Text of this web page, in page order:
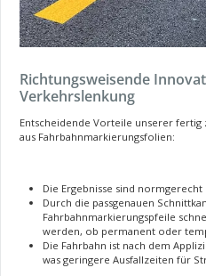
Richtungsweisende
Verkehrslenkung
Entscheidende Vorteile unserer fertig
aus Fahrbahnmarkierungsfolien:
Die Ergebnisse sind normgerecht
Durch die passgenauen
Fahrbahnmarkierungspfeile
werden, ob permanent oder
Die Fahrbahn ist nach dem
was geringere Ausfallzeiten für